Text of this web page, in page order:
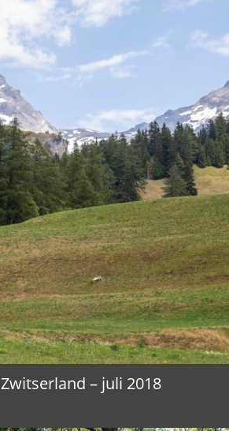
Zwitserland – juli 2018